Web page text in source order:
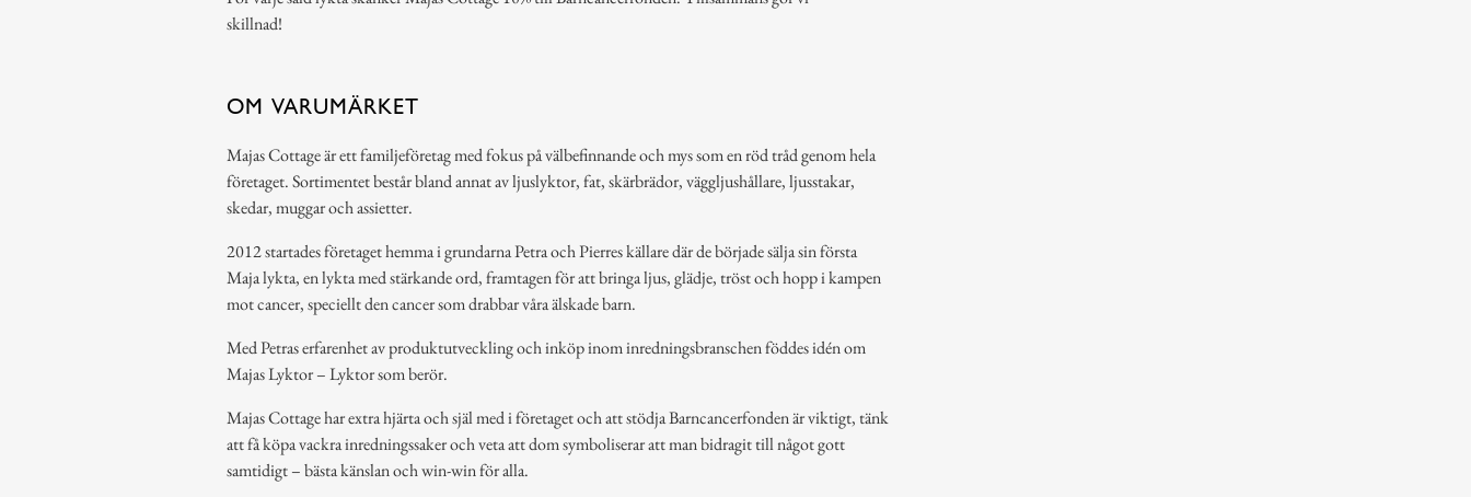
skillnad!
OM VARUMÄRKET
Majas Cottage är ett familjeföretag med fokus på välbefinnande och mys som en röd tråd genom hela
företaget. Sortimentet består bland annat av ljuslyktor, fat, skärbrädor, väggljushållare, ljusstakar,
skedar, muggar och assietter.
2012 startades företaget hemma i grundarna Petra och Pierres källare där de började sälja sin första
Maja lykta, en lykta med stärkande ord, framtagen för att bringa ljus, glädje, tröst och hopp i kampen
mot cancer, speciellt den cancer som drabbar våra älskade barn.
Med Petras erfarenhet av produktutveckling och inköp inom inredningsbranschen föddes idén om
Majas Lyktor – Lyktor som berör.
Majas Cottage har extra hjärta och själ med i företaget och att stödja Barncancerfonden är viktigt, tänk
att få köpa vackra inredningssaker och veta att dom symboliserar att man bidragit till något gott
samtidigt – bästa känslan och win-win för alla.